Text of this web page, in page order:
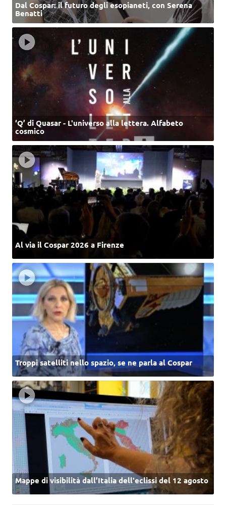
Dal Cospar: il futuro degli esopianeti, con Serena
Benatti
‘Q’ di Quasar - L'universo alla lettera. Alfabeto
cosmico
Al via il Cospar 2026 a Firenze
Troppi satelliti nello spazio, se ne parla al Cospar
Mappe di visibilità dall’Italia dell'eclissi del 12 agosto